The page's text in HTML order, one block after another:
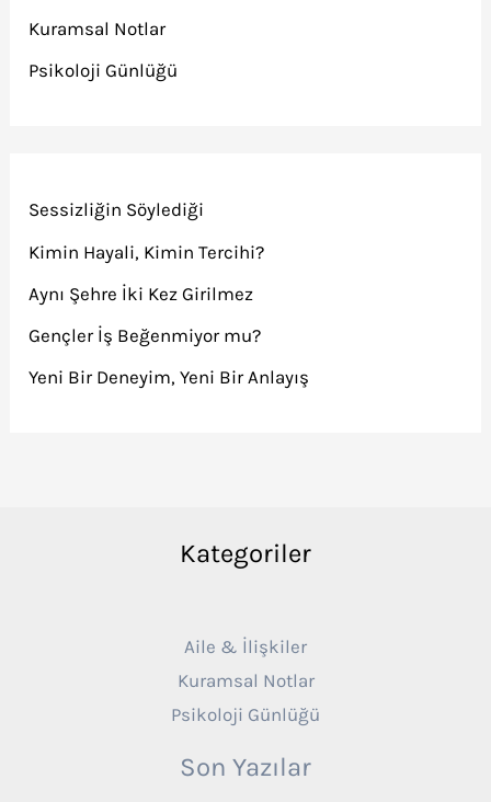
Kuramsal Notlar
Psikoloji Günlüğü
Sessizliğin Söylediği
Kimin Hayali, Kimin Tercihi?
Aynı Şehre İki Kez Girilmez
Gençler İş Beğenmiyor mu?
Yeni Bir Deneyim, Yeni Bir Anlayış
Kategoriler
Aile & İlişkiler
Kuramsal Notlar
Psikoloji Günlüğü
Son Yazılar